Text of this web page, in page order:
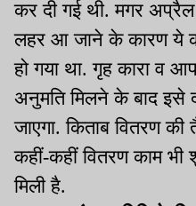
कर दी गई थी. मगर अप्रैल
लहर आ जाने के कारण ये
हो गया था. गृह कारा व
अनुमति मिलने के बाद इसे
जाएगा. किताब वितरण
कहीं-कहीं वितरण काम भी
मिली है.